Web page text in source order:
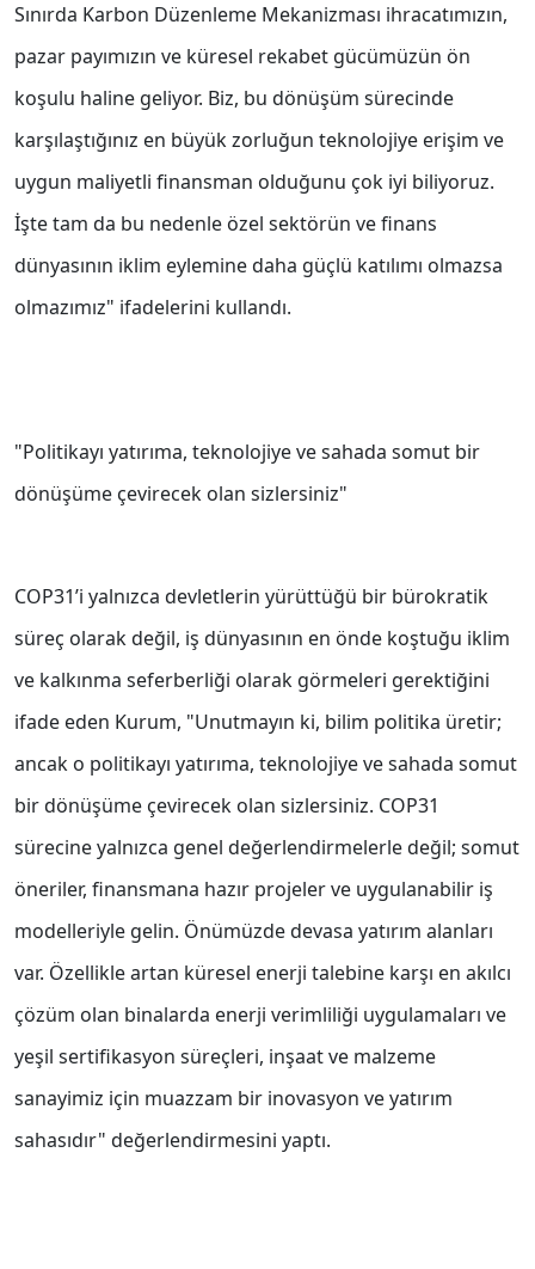
Sınırda Karbon Düzenleme Mekanizması ihracatımızın,
pazar payımızın ve küresel rekabet gücümüzün ön
koşulu haline geliyor. Biz, bu dönüşüm sürecinde
karşılaştığınız en büyük zorluğun teknolojiye erişim ve
uygun maliyetli finansman olduğunu çok iyi biliyoruz.
İşte tam da bu nedenle özel sektörün ve finans
dünyasının iklim eylemine daha güçlü katılımı olmazsa
olmazımız" ifadelerini kullandı.
"Politikayı yatırıma, teknolojiye ve sahada somut bir
dönüşüme çevirecek olan sizlersiniz"
COP31’i yalnızca devletlerin yürüttüğü bir bürokratik
süreç olarak değil, iş dünyasının en önde koştuğu iklim
ve kalkınma seferberliği olarak görmeleri gerektiğini
ifade eden Kurum, "Unutmayın ki, bilim politika üretir;
ancak o politikayı yatırıma, teknolojiye ve sahada somut
bir dönüşüme çevirecek olan sizlersiniz. COP31
sürecine yalnızca genel değerlendirmelerle değil; somut
öneriler, finansmana hazır projeler ve uygulanabilir iş
modelleriyle gelin. Önümüzde devasa yatırım alanları
var. Özellikle artan küresel enerji talebine karşı en akılcı
çözüm olan binalarda enerji verimliliği uygulamaları ve
yeşil sertifikasyon süreçleri, inşaat ve malzeme
sanayimiz için muazzam bir inovasyon ve yatırım
sahasıdır" değerlendirmesini yaptı.